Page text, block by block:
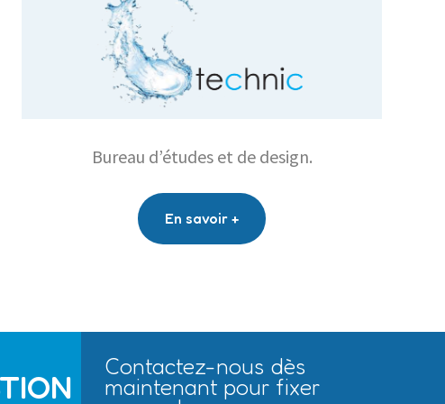
Bureau d’études et de design.
En savoir +
Contactez-nous dès
maintenant pour fixer